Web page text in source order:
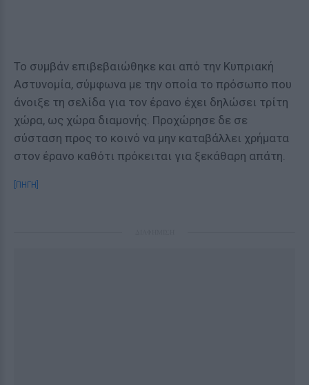
Το συμβάν επιβεβαιώθηκε και από την Κυπριακή
Αστυνομία, σύμφωνα με την οποία το πρόσωπο που
άνοιξε τη σελίδα για τον έρανο έχει δηλώσει τρίτη
χώρα, ως χώρα διαμονής. Προχώρησε δε σε
σύσταση προς το κοινό να μην καταβάλλει χρήματα
στον έρανο καθότι πρόκειται για ξεκάθαρη απάτη.
[ΠΗΓΗ]